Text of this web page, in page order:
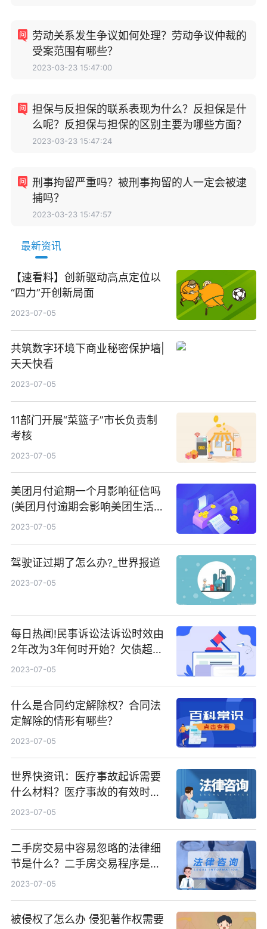
劳动关系发生争议如何处理？劳动争议仲裁的
受案范围有哪些？
2023-03-23 15:47:00
担保与反担保的联系表现为什么？反担保是什
么呢？反担保与担保的区别主要为哪些方面？
2023-03-23 15:47:24
刑事拘留严重吗？被刑事拘留的人一定会被逮
捕吗？
2023-03-23 15:47:57
最新资讯
【速看料】创新驱动高点定位以
“四力”开创新局面
2023-07-05
共筑数字环境下商业秘密保护墙|
天天快看
2023-07-05
11部门开展“菜篮子”市长负责制
考核
2023-07-05
美团月付逾期一个月影响征信吗
(美团月付逾期会影响美团生活费
吗?)
2023-07-05
驾驶证过期了怎么办?_世界报道
2023-07-05
每日热闻!民事诉讼法诉讼时效由
2年改为3年何时开始？欠债超过
三年了还能起诉吗？
2023-07-05
什么是合同约定解除权？合同法
定解除的情形有哪些？
2023-07-05
世界快资讯：医疗事故起诉需要
什么材料？医疗事故的有效时间
一般是三年吗？
2023-07-05
二手房交易中容易忽略的法律细
节是什么？二手房交易程序是什
么？
2023-07-05
被侵权了怎么办 侵犯著作权需要